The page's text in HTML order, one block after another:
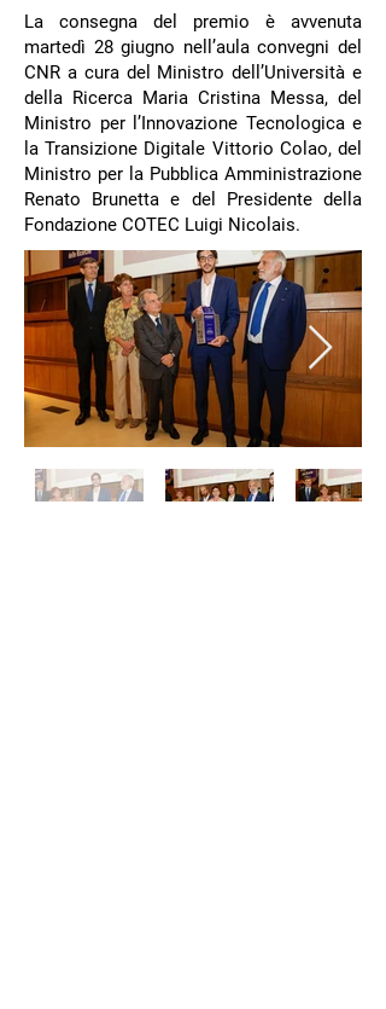
La consegna del premio è avvenuta
martedì 28 giugno nell’aula convegni del
CNR a cura del Ministro dell’Università e
della Ricerca Maria Cristina Messa, del
Ministro per l’Innovazione Tecnologica e
la Transizione Digitale Vittorio Colao, del
Ministro per la Pubblica Amministrazione
Renato Brunetta e del Presidente della
Fondazione COTEC Luigi Nicolais.